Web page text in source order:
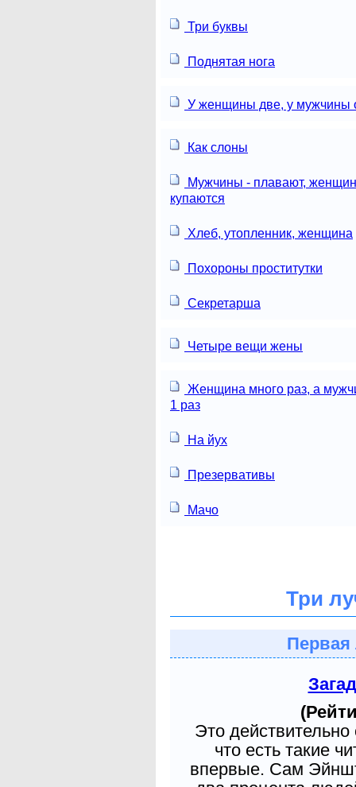
Три буквы
Поднятая нога
У женщины две, у мужчины
Как слоны
Мужчины - плавают,
купаются
Хлеб, утопленник, женщина
Похороны проститутки
Секретарша
Четыре вещи жены
Женщина много раз, а
1 раз
На йух
Презервативы
Мачо
Три
Первая
Это
что есть такие
впервые. Сам